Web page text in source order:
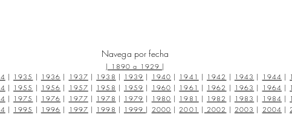
Navega por fecha
| 1890 a 1929 |
| 1935 | 1936 | 1937 | 1938 | 1939 | 1940 | 1941 | 1942 | 1943 | 1944 |
| 1955 | 1956 | 1957 | 1958 | 1959 | 1960 | 1961 | 1962 | 1963 | 1964 |
| 1975 | 1976 | 1977 | 1978 | 1979 | 1980 | 1981 | 1982 | 1983 | 1984 |
| 1995 | 1996 | 1997 | 1998 | 1999 | 2000 | 2001 | 2002 | 2003 | 2004 |